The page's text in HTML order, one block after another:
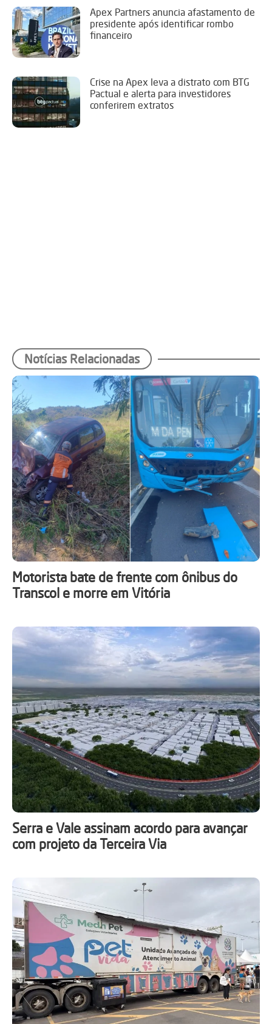
Apex Partners anuncia afastamento de
presidente após identificar rombo
financeiro
Crise na Apex leva a distrato com BTG
Pactual e alerta para investidores
conferirem extratos
Notícias Relacionadas
Motorista bate de frente com ônibus do
Transcol e morre em Vitória
Serra e Vale assinam acordo para avançar
com projeto da Terceira Via